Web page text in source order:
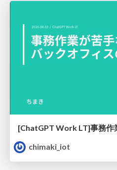
chimaki_iot